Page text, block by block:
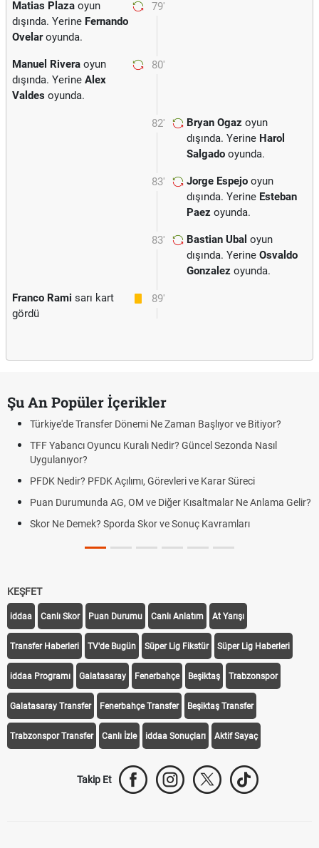
79'
Matias Plaza oyun
dışında. Yerine Fernando
Ovelaroyunda.
80'
Manuel Rivera oyun
dışında. Yerine Alex
Valdes oyunda.
82' Bryan Ogaz oyun
dışında. Yerine Harol
Salgado oyunda.
83' Jorge Espejo oyun
dışında. Yerine Esteban
Paez oyunda.
83' Bastian Ubal oyun
dışında. Yerine Osvaldo
Gonzalez oyunda.
89'
Franco Rami sarı kart
gördü
Şu An Popüler İçerikler
Türkiye'de Transfer Dönemi Ne Zaman Başlıyor ve Bitiyor?
TFF Yabancı Oyuncu Kuralı Nedir? Güncel Sezonda Nasıl
Uygulanıyor?
PFDK Nedir? PFDK Açılımı, Görevleri ve Karar Süreci
Puan Durumunda AG, OM ve Diğer Kısaltmalar Ne Anlama Gelir?
Skor Ne Demek? Sporda Skor ve Sonuç Kavramları
KEŞFET
iddaa Canlı Skor Puan Durumu Canlı Anlatım At Yarışı
Transfer Haberleri TV'de Bugün Süper Lig Fikstür Süper Lig Haberleri
iddaa Programı Galatasaray Fenerbahçe Beşiktaş Trabzonspor
Galatasaray Transfer Fenerbahçe Transfer Beşiktaş Transfer
Trabzonspor Transfer Canlı İzle iddaa Sonuçları Aktif Sayaç
Takip Et